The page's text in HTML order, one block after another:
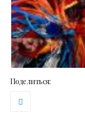
Поделиться: